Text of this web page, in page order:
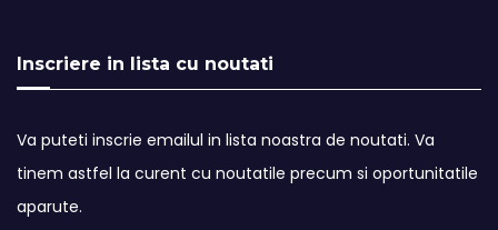
Inscriere in lista cu noutati
Va puteti inscrie emailul in lista noastra de noutati. Va
tinem astfel la curent cu noutatile precum si oportunitatile
aparute.